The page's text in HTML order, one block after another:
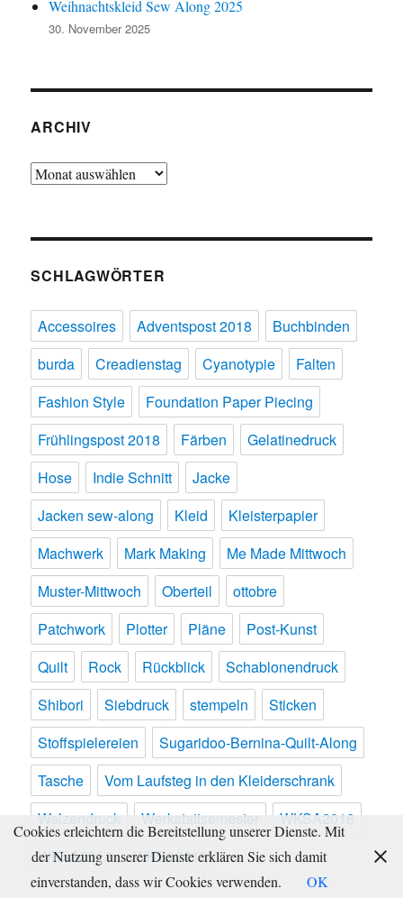
Weihnachtskleid Sew Along 2025
30. November 2025
ARCHIV
Archiv
SCHLAGWÖRTER
Accessoires Adventspost 2018
Buchbinden
burda
Creadienstag Cyanotypie
Falten
Fashion Style
Foundation Paper Piecing
Frühlingspost 2018
Färben
Gelatinedruck
Hose
Indie Schnitt
Jacke
Jacken sew-along
Kleid
Kleisterpapier
Machwerk
Mark Making
Me Made Mittwoch
Muster-Mittwoch
Oberteil
ottobre
Patchwork
Plotter Pläne
Post-Kunst
Quilt
Rock Rückblick
Schablonendruck
Shibori
Siebdruck stempeln
Sticken
Stoffspielereien
Sugaridoo-Bernina-Quilt-Along
Tasche
Vom Laufsteg in den Kleiderschrank
Walzendruck
Werkstattsemester
WKSA2016
WKSA2018
WKSA2019
Cookies erleichtern die Bereitstellung unserer Dienste. Mit
der Nutzung unserer Dienste erklären Sie sich damit
einverstanden, dass wir Cookies verwenden.
OK